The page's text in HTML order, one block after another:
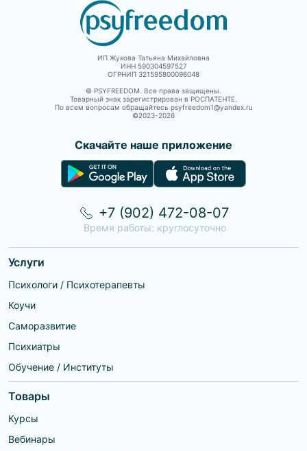
обретению жизненного равновесия.
доверие, открытость
и поддержка
обществе,
Ассоциации
когнитивно-
Супервизор.
ИП Жукова Татьяна Михайловна
ИНН 590304597527
ОГРНИП 321595800096048
© PSYFREEDOM. Все права защищены.
Товарный знак зарегистрирован в РОСПАТЕНТЕ.
По всем вопросам обращайтесь psyfreedom1@yandex.ru
©2023-2026
Скачайте наше приложение
Услуги
Психологи / Психотерапевты
Коучи
Саморазвитие
Психиатры
Обучение / Институты
Товары
Курсы
Вебинары
+7 (902) 472-08-07
Время работы: круглосуточно